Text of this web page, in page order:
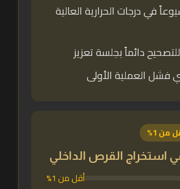
في درجات الحرارية العالية
دائماً بجلسة تعزيز
فشل العملية الأولى
1%
استخراج القرص الداخلي
أقل من 1%